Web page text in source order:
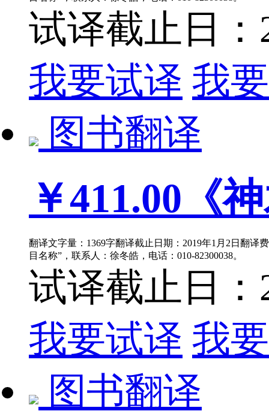
试译截止日：
我要试译 我
图书翻译
￥411.00 《
翻译文字量：1369字翻译截止日期：2019年1月2日翻译
目名称”，联系人：徐冬皓，电话：010-82300038。
试译截止日：
我要试译 我
图书翻译